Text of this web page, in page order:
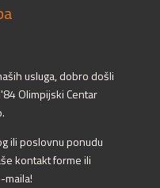
usluga, dobro došli
Olimpijski Centar
ili poslovnu ponudu
kontakt forme ili
maila!